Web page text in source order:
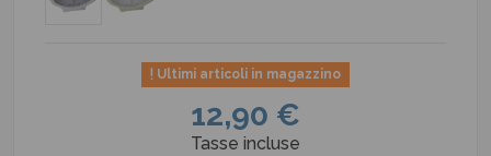
Ultimi articoli in magazzino
12,90 €
Tasse incluse